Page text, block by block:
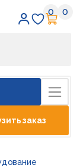
0 0
заказ